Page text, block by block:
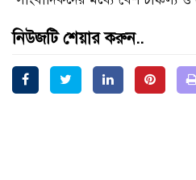
নিউজটি শেয়ার করুন..